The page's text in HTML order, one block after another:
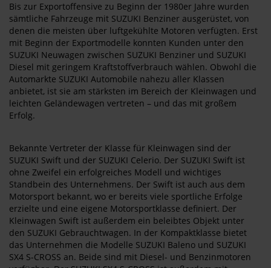
Bis zur Exportoffensive zu Beginn der 1980er Jahre wurden
sämtliche Fahrzeuge mit SUZUKI Benziner ausgerüstet, von
denen die meisten über luftgekühlte Motoren verfügten. Erst
mit Beginn der Exportmodelle konnten Kunden unter den
SUZUKI Neuwagen zwischen SUZUKI Benziner und SUZUKI
Diesel mit geringem Kraftstoffverbrauch wählen. Obwohl die
Automarkte SUZUKI Automobile nahezu aller Klassen
anbietet, ist sie am stärksten im Bereich der Kleinwagen und
leichten Geländewagen vertreten – und das mit großem
Erfolg.
Bekannte Vertreter der Klasse für Kleinwagen sind der
SUZUKI Swift und der SUZUKI Celerio. Der SUZUKI Swift ist
ohne Zweifel ein erfolgreiches Modell und wichtiges
Standbein des Unternehmens. Der Swift ist auch aus dem
Motorsport bekannt, wo er bereits viele sportliche Erfolge
erzielte und eine eigene Motorsportklasse definiert. Der
Kleinwagen Swift ist außerdem ein beleibtes Objekt unter
den SUZUKI Gebrauchtwagen. In der Kompaktklasse bietet
das Unternehmen die Modelle SUZUKI Baleno und SUZUKI
SX4 S-CROSS an. Beide sind mit Diesel- und Benzinmotoren